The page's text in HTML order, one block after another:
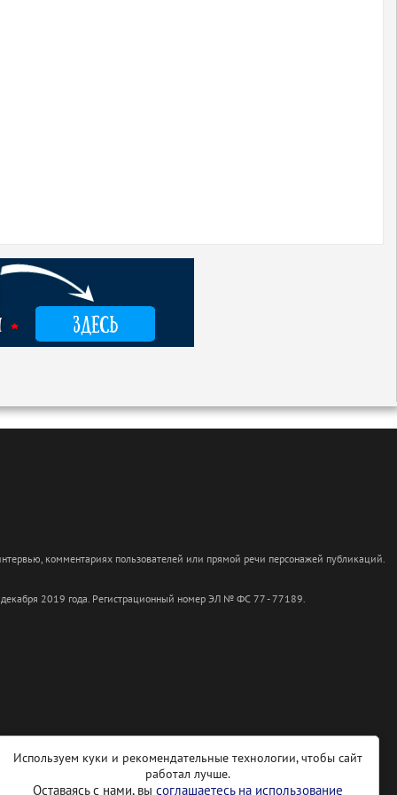
комментариях пользователей или прямой речи персонажей публикаций.
декабря 2019 года. Регистрационный номер ЭЛ № ФС 77 - 77189.
Используем куки и рекомендательные технологии, чтобы сайт
работал лучше.
Оставаясь с нами, вы соглашаетесь на использование